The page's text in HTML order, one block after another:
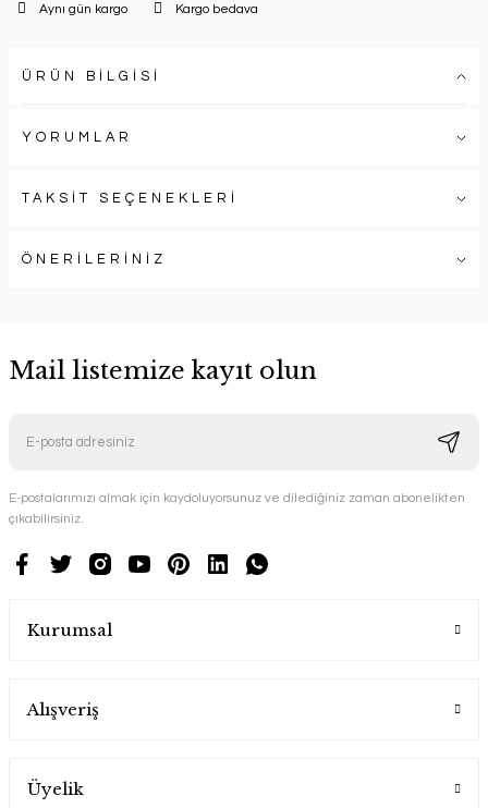
Aynı gün kargo Kargo bedava
ÜRÜN BİLGİSİ
YORUMLAR
TAKSİT SEÇENEKLERİ
ÖNERİLERİNİZ
Mail listemize kayıt olun
E-postalarımızı almak için kaydoluyorsunuz ve dilediğiniz zaman abonelikten
çıkabilirsiniz.
Kurumsal
Alışveriş
Üyelik